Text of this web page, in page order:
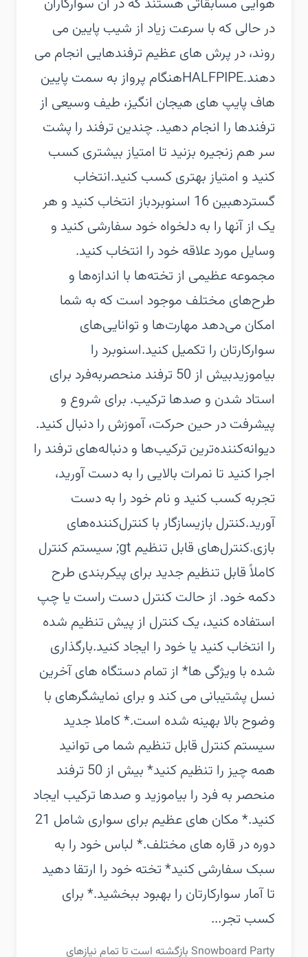
در حالی که با سرعت زیاد از شیب پایین می
روند، در پرش های عظیم ترفندهایی انجام می
دهند.‏HALFPIPE‏هنگام پرواز به سمت پایین
هاف پایپ های هیجان انگیز، طیف وسیعی از
ترفندها را انجام دهید. چندین ترفند را پشت
سر هم زنجیره بزنید تا امتیاز بیشتری کسب
کنید و امتیاز بهتری کسب کنید.‏انتخاب
گسترده‏بین 16 اسنوبردباز انتخاب کنید و هر
یک از آنها را به دلخواه خود سفارشی کنید و
وسایل مورد علاقه خود را انتخاب کنید.
مجموعه عظیمی از تخته‌ها با اندازه‌ها و
طرح‌های مختلف موجود است که به شما
امکان می‌دهد مهارت‌ها و توانایی‌های
سوارکارتان را تکمیل کنید.‏اسنوبرد را
بیاموزید‏بیش از 50 ترفند منحصربه‌فرد برای
استاد شدن و صدها ترکیب. برای شروع و
پیشرفت در حین حرکت، آموزش را دنبال کنید.
دیوانه‌کننده‌ترین ترکیب‌ها و دنباله‌های ترفند را
اجرا کنید تا نمرات بالایی را به دست آورید،
تجربه کسب کنید و نام خود را به دست
آورید.‏کنترل بازی‏سازگار با کنترل‌کننده‌های
بازی.‏کنترل‌های قابل تنظیم‏ gt; سیستم کنترل
کاملاً قابل تنظیم جدید برای پیکربندی طرح
دکمه خود. از حالت کنترل دست راست یا چپ
استفاده کنید، یک کنترل از پیش تنظیم شده
را انتخاب کنید یا خود را ایجاد کنید.‏بارگذاری
شده با ویژگی ها‏* از تمام دستگاه های آخرین
نسل پشتیبانی می کند و برای نمایشگرهای با
وضوح بالا بهینه شده است.‏* کاملا جدید
سیستم کنترل قابل تنظیم شما می توانید
همه چیز را تنظیم کنید‏* بیش از 50 ترفند
منحصر به فرد را بیاموزید و صدها ترکیب ایجاد
کنید.‏* مکان های عظیم برای سواری شامل 21
دوره در قاره های مختلف.‏* لباس خود را به
سبک سفارشی کنید‏* تخته خود را ارتقا دهید
تا آمار سوارکارتان را بهبود ببخشید.‏* برای
کسب تجر...
‏‏Snowboard Party بازگشته است تا تمام نیازهای